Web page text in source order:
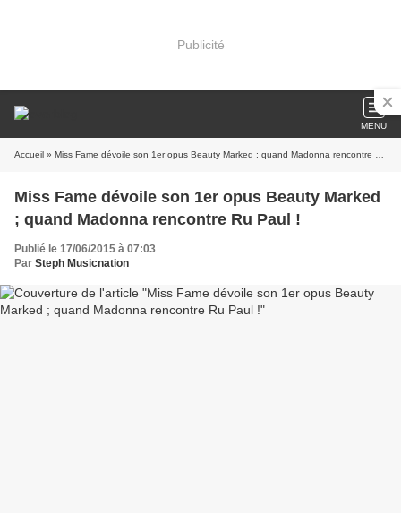
Publicité
MENU
Accueil » Miss Fame dévoile son 1er opus Beauty Marked ; quand Madonna rencontre Ru Paul !
Miss Fame dévoile son 1er opus Beauty Marked
; quand Madonna rencontre Ru Paul !
Publié le 17/06/2015 à 07:03
Par Steph Musicnation